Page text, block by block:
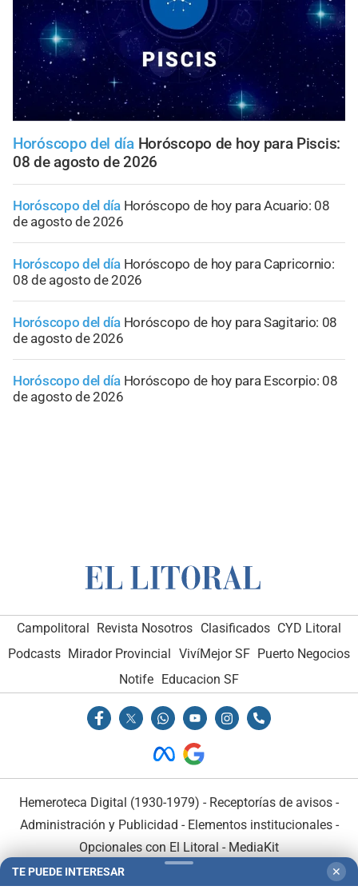
Horóscopo del día Horóscopo de hoy para Piscis:
08 de agosto de 2026
Horóscopo del día Horóscopo de hoy para Acuario: 08
de agosto de 2026
Horóscopo del día Horóscopo de hoy para Capricornio:
08 de agosto de 2026
Horóscopo del día Horóscopo de hoy para Sagitario: 08
de agosto de 2026
Horóscopo del día Horóscopo de hoy para Escorpio: 08
de agosto de 2026
Campolitoral Revista Nosotros Clasificados CYD Litoral
Podcasts Mirador Provincial VivíMejor SF Puerto Negocios
Notife Educacion SF
Hemeroteca Digital (1930-1979) - Receptorías de avisos -
Administración y Publicidad - Elementos institucionales-
Opcionales con El Litoral - MediaKit
TE PUEDE INTERESAR ✕